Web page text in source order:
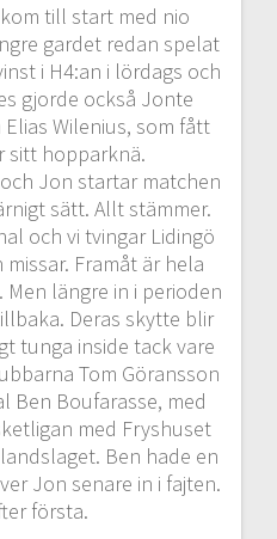
till start med nio
gardet redan spelat
i H4:an i lördags och
gjorde också Jonte
Wilenius, som fått
sitt hopparknä.
Jon startar matchen
sätt. Allt stämmer.
och vi tvingar Lidingö
Framåt är hela
längre in i perioden
Deras skytte blir
tunga inside tack vare
Tom Göransson
Ben Boufarasse, med
med Fryshuset
Ben hade en
Jon senare in i fajten.
första.